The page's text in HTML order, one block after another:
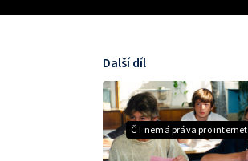
ČT nemá práva pro internet
Další díl